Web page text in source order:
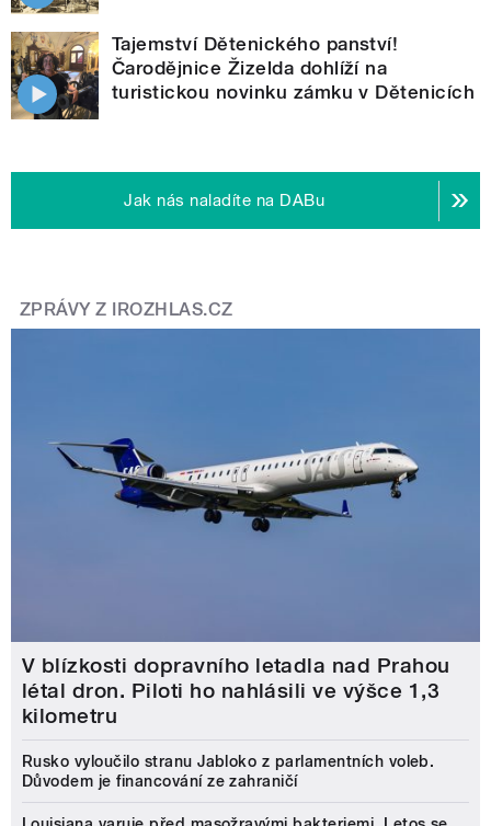
Tajemství Dětenického panství!
Čarodějnice Žizelda dohlíží na
turistickou novinku zámku v Dětenicích
Jak nás naladíte na DABu
ZPRÁVY Z IROZHLAS.CZ
V blízkosti dopravního letadla nad Prahou
létal dron. Piloti ho nahlásili ve výšce 1,3
kilometru
Rusko vyloučilo stranu Jabloko z parlamentních voleb.
Důvodem je financování ze zahraničí